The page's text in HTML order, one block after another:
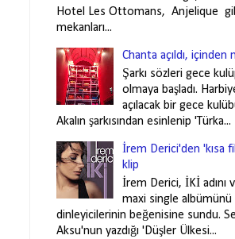
Hotel Les Ottomans, Anjelique
mekanları...
Chanta açıldı, içinden
Şarkı sözleri gece
olmaya başladı.
açılacak bir gece
Akalın şarkısından esinlenip 'Türka...
İrem Derici'den 'kısa
klip
İrem Derici, İKİ adını
maxi single albümünü
dinleyicilerinin beğenisine sundu.
Aksu'nun yazdığı 'Düşler Ülkesi...